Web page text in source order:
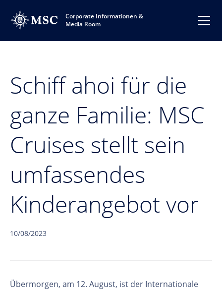
Corporate Informationen &
Media Room
Schiff ahoi für die
ganze Familie: MSC
Cruises stellt sein
umfassendes
Kinderangebot vor
10/08/2023
Übermorgen, am 12. August, ist der Internationale